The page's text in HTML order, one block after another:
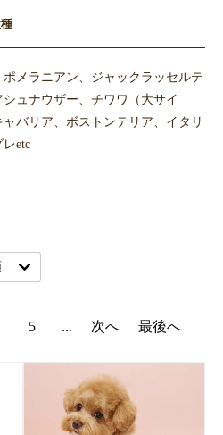
メラニアン、ジャックラッセルテ
ュナウザー、チワワ（大サイ
バリア、ボストンテリア、イタリ
etc
5 ... 次へ 最後へ